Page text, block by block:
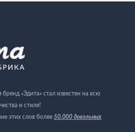
«Эдита» стал известен на всю
и стиля!
этих слов более 50.000 довольных